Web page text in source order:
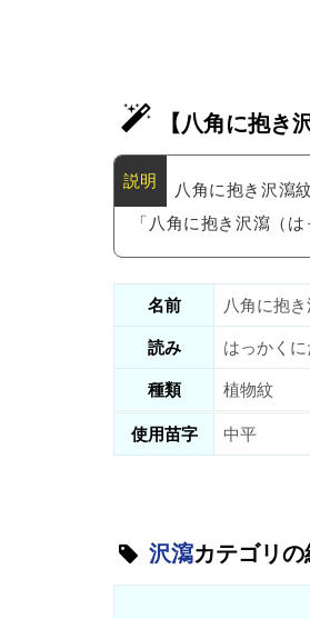
【八角に抱き
八角に抱き沢瀉
「八角に抱き沢瀉（
名前
八角に抱
読み
はっかく
種類
植物紋
使用苗字
中平
沢瀉カテゴリ